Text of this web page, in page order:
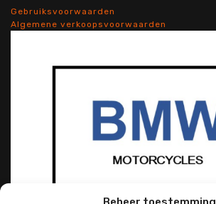
Gebruiksvoorwaarden
Algemene verkoopsvoorwaarden